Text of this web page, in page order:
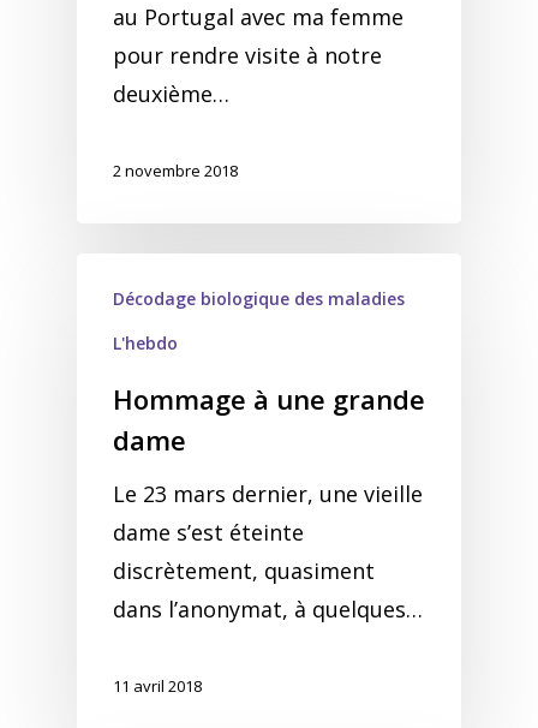
au Portugal avec ma femme
pour rendre visite à notre
deuxième…
2 novembre 2018
Décodage biologique des maladies
L'hebdo
Hommage à une grande
dame
Le 23 mars dernier, une vieille
dame s’est éteinte
discrètement, quasiment
dans l’anonymat, à quelques…
11 avril 2018